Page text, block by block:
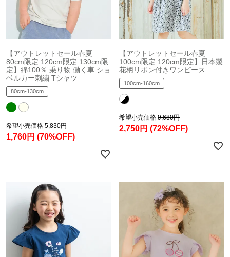
【アウトレットセール春夏
80cm限定 120cm限定 130cm限
定】綿100％ 乗り物 働く車 ショ
ベルカー刺繍 Tシャツ
80cm-130cm
希望小売価格 5,830円
1,760円 (70%OFF)
【アウトレットセール春夏
100cm限定 120cm限定】日本製
花柄リボン付きワンピース
100cm-160cm
希望小売価格 9,680円
2,750円 (72%OFF)